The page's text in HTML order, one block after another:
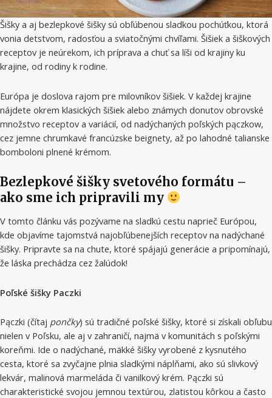
Šišky a aj bezlepkové šišky sú obľúbenou sladkou pochúťkou, ktorá
vonia detstvom, radosťou a sviatočnými chvíľami. Šišiek a šiškových
receptov je neúrekom, ich príprava a chuť sa líši od krajiny ku
krajine, od rodiny k rodine.
Európa je doslova rajom pre milovníkov šišiek. V každej krajine
nájdete okrem klasických šišiek alebo známych donutov obrovské
množstvo receptov a variácií, od nadýchaných poľských pączkow,
cez jemne chrumkavé francúzske beignety, až po lahodné talianske
bomboloni plnené krémom.
Bezlepkové šišky svetového formátu –
ako sme ich pripravili my
V tomto článku vás pozývame na sladkú cestu naprieč Európou,
kde objavíme tajomstvá najobľúbenejších receptov na nadýchané
šišky. Pripravte sa na chute, ktoré spájajú generácie a pripomínajú,
že láska prechádza cez žalúdok!
Poľské šišky Paczki
Pączki (čítaj pončky) sú tradičné poľské šišky, ktoré si získali obľubu
nielen v Poľsku, ale aj v zahraničí, najmä v komunitách s poľskými
koreňmi. Ide o nadýchané, mäkké šišky vyrobené z kysnutého
cesta, ktoré sa zvyčajne plnia sladkými náplňami, ako sú slivkový
lekvár, malinová marmeláda či vanilkový krém. Pączki sú
charakteristické svojou jemnou textúrou, zlatistou kôrkou a často